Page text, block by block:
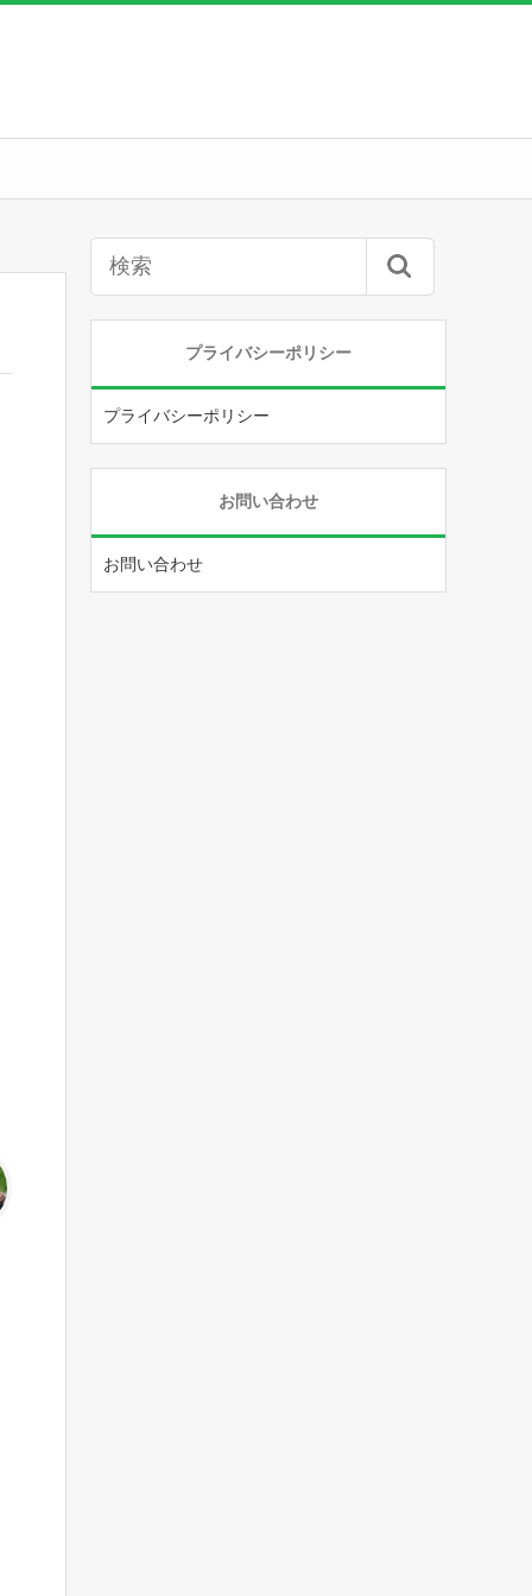
プライバシーポリシー
プライバシーポリシー
お問い合わせ
お問い合わせ